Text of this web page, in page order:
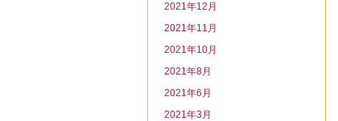
2021年12月
2021年11月
2021年10月
2021年8月
2021年6月
2021年3月